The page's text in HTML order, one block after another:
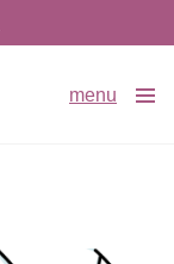
menu